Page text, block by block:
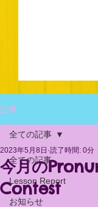
記事
全ての記事
Lesson Report
お知らせ
全ての記事
今月の
Contest
2023年5月8日 読了時間: 0分